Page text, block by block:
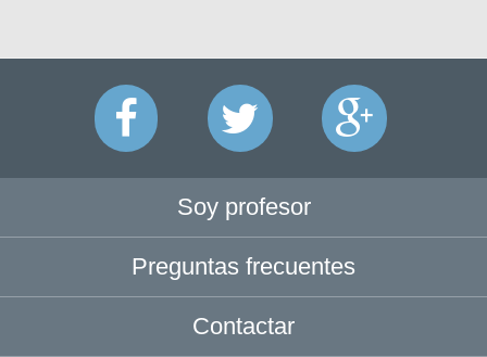
Soy profesor
Preguntas frecuentes
Contactar